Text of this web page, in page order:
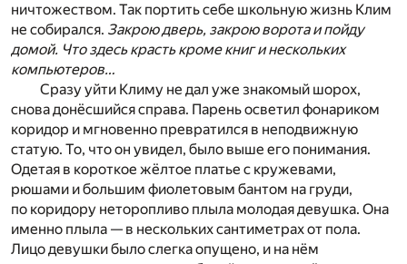
ничтожеством. Так портить себе школьную жизнь Клим
не собирался. Закрою дверь, закрою ворота и пойду
домой. Что здесь красть кроме книг и нескольких
компьютеров…
Сразу уйти Климу не дал уже знакомый шорох,
снова донёсшийся справа. Парень осветил фонариком
коридор и мгновенно превратился в неподвижную
статую. То, что он увидел, было выше его понимания.
Одетая в короткое жёлтое платье с кружевами,
рюшами и большим фиолетовым бантом на груди,
по коридору неторопливо плыла молодая девушка. Она
именно плыла — в нескольких сантиметрах от пола.
Лицо девушки было слегка опущено, и на нём